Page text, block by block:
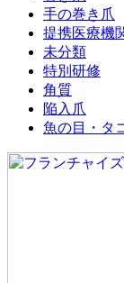
手の巻き爪
提携医療機
未分類
特別研修
角質
陥入爪
魚の目・タ